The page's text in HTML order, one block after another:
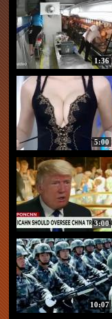
1:36
5:00
3:00
10:07